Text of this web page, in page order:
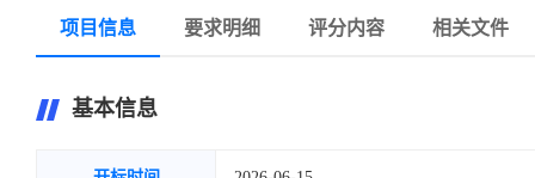
项目信息 要求明细 评分内容 相关文件
基本信息